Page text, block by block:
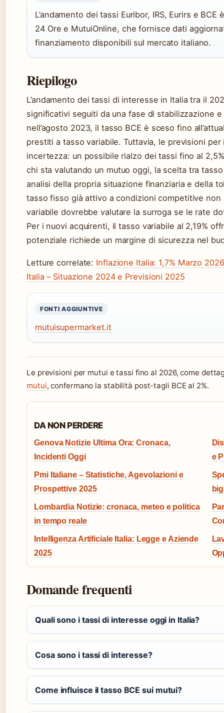
L’andamento dei tassi Euribor, IRS, Eurirs e
24 Ore e MutuiOnline, che fornisce dati
finanziamento disponibili sul mercato italiano.
Riepilogo
L’andamento dei tassi di interesse in Italia tra il
significativi seguiti da una fase di stabilizzazione
nell’agosto 2023, il tasso BCE è sceso fino
prestiti a tasso variabile. Tuttavia, le previsioni
incertezza: un possibile rialzo dei tassi fino al
chi sta valutando un mutuo oggi, la scelta tra
analisi della propria situazione finanziaria e della
tasso fisso già attivo a condizioni competitive
variabile dovrebbe valutare la surroga se le rate
Per i nuovi acquirenti, il tasso variabile al 2,19%
potenziale richiede un margine di sicurezza nel
Letture correlate: Inflazione Italia: 1,7% Marzo
Italia – Situazione 2024 e Previsioni 2025
FONTI AGGIUNTIVE
mutuisupermarket.it
Le previsioni per mutui e tassi fino al 2026, come
mutui, confermano la stabilità post-tagli BCE al 2%.
DA NON PERDERE
Genova Notizie Ultima Ora: Cronaca,
Incidenti Oggi
e
Pmi Italiane – Statistiche, Agevolazioni e
Prospettive 2025
Lombardia Notizie: cronaca, meteo e politica
in tempo reale
Intelligenza Artificiale Italia: Legge e Aziende
2025
Domande frequenti
Quali sono i tassi di interesse oggi in Italia?
Cosa sono i tassi di interesse?
Come influisce il tasso BCE sui mutui?